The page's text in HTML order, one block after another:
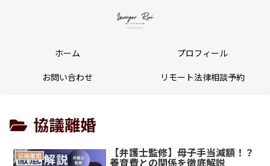
ホーム
プロフィール
お問い合わせ
リモート法律相談予約
協議離婚
協議離婚 【弁護士監修】母子手当減額！？
養育費との関係を徹底解説